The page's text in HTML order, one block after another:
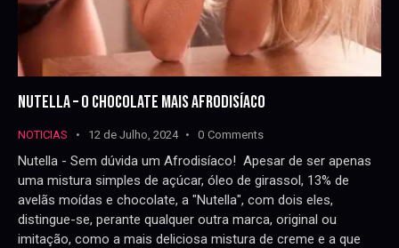
NUTELLA – O CHOCOLATE MAIS AFRODISÍACO
NOTICIAS 12 de Julho, 2024 0 Comments
Nutella - Sem dúvida um Afrodisíaco! Apesar de ser apenas
uma mistura simples de açúcar, óleo de girassol, 13% de
avelãs moídas e chocolate, a "Nutella", com dois eles,
distingue-se, perante qualquer outra marca, original ou
imitação, como a mais deliciosa mistura de creme e a que